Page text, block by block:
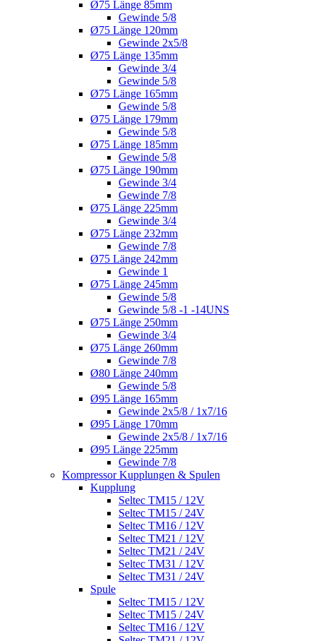
Ø75 Länge 85mm
Gewinde 5/8
Ø75 Länge 120mm
Gewinde 2x5/8
Ø75 Länge 135mm
Gewinde 3/4
Gewinde 5/8
Ø75 Länge 165mm
Gewinde 5/8
Ø75 Länge 179mm
Gewinde 5/8
Ø75 Länge 185mm
Gewinde 5/8
Ø75 Länge 190mm
Gewinde 3/4
Gewinde 7/8
Ø75 Länge 225mm
Gewinde 3/4
Ø75 Länge 232mm
Gewinde 7/8
Ø75 Länge 242mm
Gewinde 1
Ø75 Länge 245mm
Gewinde 5/8
Gewinde 5/8 -1 -14UNS
Ø75 Länge 250mm
Gewinde 3/4
Ø75 Länge 260mm
Gewinde 7/8
Ø80 Länge 240mm
Gewinde 5/8
Ø95 Länge 165mm
Gewinde 2x5/8 / 1x7/16
Ø95 Länge 170mm
Gewinde 2x5/8 / 1x7/16
Ø95 Länge 225mm
Gewinde 7/8
Kompressor Kupplungen & Spulen
Kupplung
Seltec TM15 / 12V
Seltec TM15 / 24V
Seltec TM16 / 12V
Seltec TM21 / 12V
Seltec TM21 / 24V
Seltec TM31 / 12V
Seltec TM31 / 24V
Spule
Seltec TM15 / 12V
Seltec TM15 / 24V
Seltec TM16 / 12V